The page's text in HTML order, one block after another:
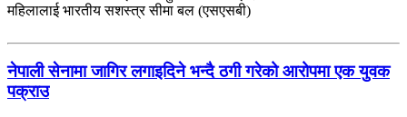
महिलालाई भारतीय सशस्त्र सीमा बल (एसएसबी)
नेपाली सेनामा जागिर लगाइदिने भन्दै ठगी गरेको आरोपमा एक युवक
पक्राउ